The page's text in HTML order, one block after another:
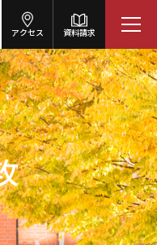
アクセス 資料請求